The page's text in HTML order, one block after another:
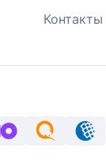
Контакты